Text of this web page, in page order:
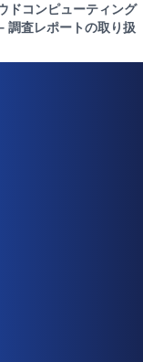
ドコンピューティング
調査レポートの取り扱